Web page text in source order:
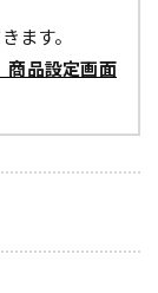
ます。
商品設定画面